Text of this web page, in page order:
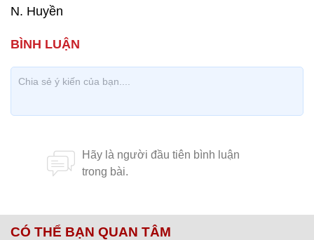
N. Huyền
CÓ THỂ BẠN QUAN TÂM